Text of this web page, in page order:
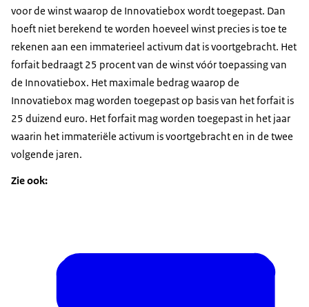
voor de winst waarop de Innovatiebox wordt toegepast. Dan
hoeft niet berekend te worden hoeveel winst precies is toe te
rekenen aan een immaterieel activum dat is voortgebracht. Het
forfait bedraagt 25 procent van de winst vóór toepassing van
de Innovatiebox. Het maximale bedrag waarop de
Innovatiebox mag worden toegepast op basis van het forfait is
25 duizend euro. Het forfait mag worden toegepast in het jaar
waarin het immateriële activum is voortgebracht en in de twee
volgende jaren.
Zie ook: